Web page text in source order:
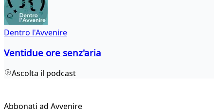
Dentro l'Avvenire
Ventidue ore senz'aria
Ascolta il podcast
Abbonati ad Avvenire